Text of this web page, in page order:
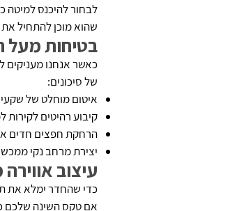
לבחור להיכנס למיטה
שהוא מוכן להתחיל
בטיחות מעל
של סיכונים:
איטום מוחלט של
קיבוע רהיטים
הרחקת חפצים חדים
יצירת מרחב נקי
עיצוב
כדי שהחדר ימלא את
אם טקס השינה שלכם